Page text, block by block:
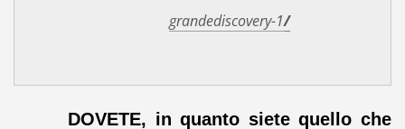
grandediscovery-1/
DOVETE, in quanto siete quello che